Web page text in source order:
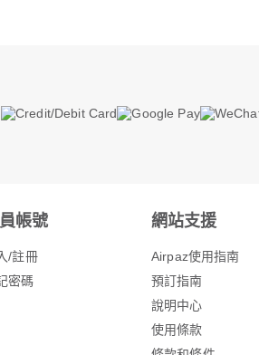
帳號
/註冊
密碼
網站支援
Airpaz使用指南
預訂指南
說明中心
使用條款